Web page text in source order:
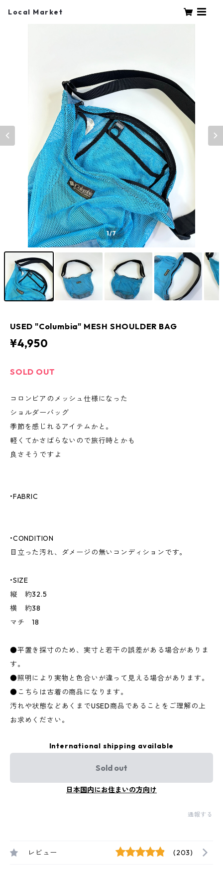
Local Market
1/7
USED "Columbia" MESH SHOULDER BAG
¥4,950
SOLD OUT
コロンビアのメッシュ仕様になった
ショルダーバッグ
季節を感じれるアイテムかと。
軽くてかさばらないので旅行時とかも
良さそうですよ
•FABRIC
•CONDITION
目立った汚れ、ダメージの無いコンディションです。
•SIZE
縦 約32.5
横 約38
マチ 18
●平置き採寸のため、実寸と若干の誤差がある場合がありま
す。
●照明により実物と色合いが違って見える場合があります。
●こちらは古着の商品になります。
汚れや状態などあくまでUSED商品であることをご理解の上
お求めください。
International shipping available
Sold out
日本国内にお住まいの方向け
通報する
レビュー (203)